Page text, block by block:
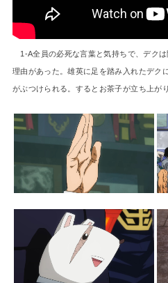
1-A全員の必死な言葉と気持ちで、デク
理由があった。雄英に足を踏み入れたデク
がぶつけられる。するとお茶子が立ち上が